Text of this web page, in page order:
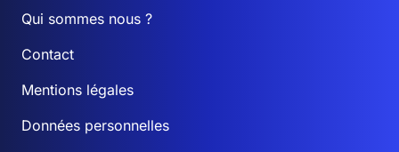
Qui sommes nous ?
Contact
Mentions légales
Données personnelles